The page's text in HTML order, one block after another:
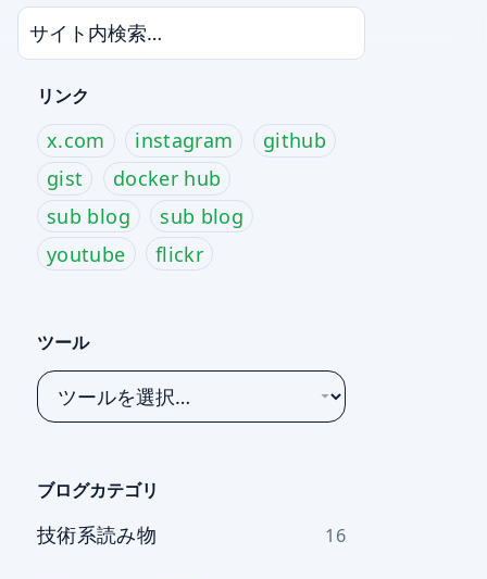
リンク
x.com instagram
github
gist
docker hub
sub blog
sub blog
youtube
flickr
ツール
ツ
ー
を
選
択
ブログカテゴリ
技術系読み物 16